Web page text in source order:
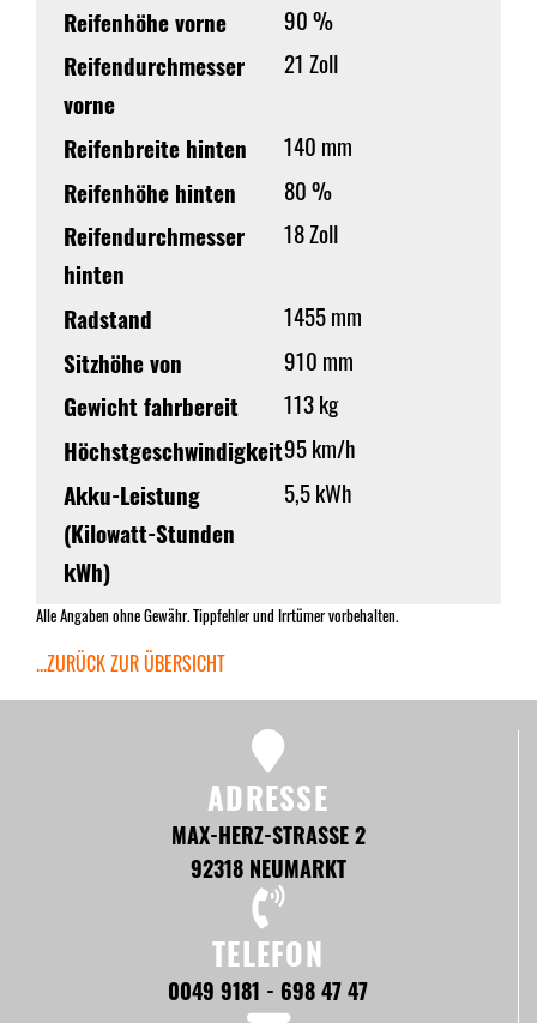
Reifenhöhe vorne
90 %
Reifendurchmesser
vorne
21 Zoll
Reifenbreite hinten
140 mm
Reifenhöhe hinten
80 %
Reifendurchmesser
hinten
18 Zoll
Radstand
1455 mm
Sitzhöhe von
910 mm
Gewicht fahrbereit
113 kg
Höchstgeschwindigkeit95 km/h
Akku-Leistung
(Kilowatt-Stunden
kWh)
5,5 kWh
Alle Angaben ohne Gewähr. Tippfehler und Irrtümer vorbehalten.
...ZURÜCK ZUR ÜBERSICHT
ADRESSE
MAX-HERZ-STRASSE 2
92318 NEUMARKT
TELEFON
0049 9181 - 698 47 47